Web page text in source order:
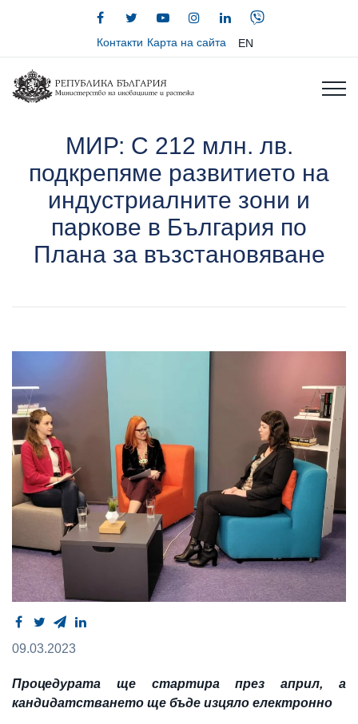
Контакти Карта на сайта EN
МИР: С 212 млн. лв.
подкрепяме развитието на
индустриалните зони и
паркове в България по
Плана за възстановяване
09.03.2023
Процедурата ще стартира през април, а
кандидатстването ще бъде изцяло електронно